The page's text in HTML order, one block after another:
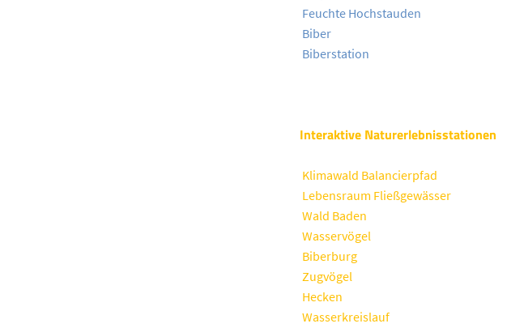
Feuchte Hochstauden
Biber
Biberstation
Interaktive Naturerlebnisstationen
Klimawald Balancierpfad
Lebensraum Fließgewässer
Wald Baden
Wasservögel
Biberburg
Zugvögel
Hecken
Wasserkreislauf